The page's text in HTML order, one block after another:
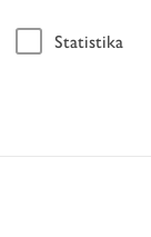
Statistika